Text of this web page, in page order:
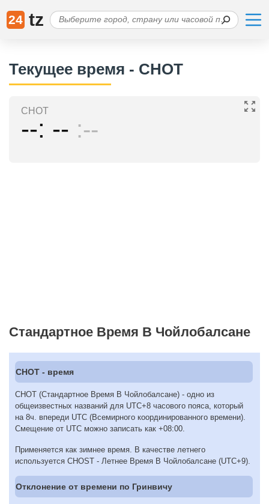
24 tz
Текущее время - CHOT
CHOT
-- -- --
Стандартное Время В Чойлобалсане
CHOT - время
CHOT (Стандартное Время В Чойлобалсане) - одно из
общеизвестных названий для UTC+8 часового пояса, который
на 8ч. впереди UTC (Всемирного координированного времени).
Смещение от UTC можно записать как +08:00.
Применяется как зимнее время. В качестве летнего
используется CHOST - Летнее Время В Чойлобалсане (UTC+9).
Отклонение от времени по Гринвичу